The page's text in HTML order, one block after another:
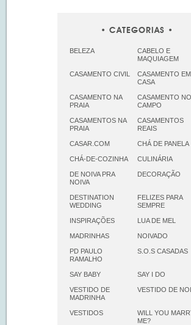
CATEGORIAS
BELEZA
CABELO E
MAQUIAGEM
CASAMENTO CIVIL
CASAMENTO EM
CASA
CASAMENTO NA
PRAIA
CASAMENTO NO
CAMPO
CASAMENTOS NA
PRAIA
CASAMENTOS
REAIS
CASAR.COM CHÁ DE PANELA
CHÁ-DE-COZINHA CULINÁRIA
DE NOIVA PRA
NOIVA
DECORAÇÃO
DESTINATION
WEDDING
FELIZES PARA
SEMPRE
INSPIRAÇÕES LUA DE MEL
MADRINHAS NOIVADO
PD PAULO
RAMALHO
S.O.S CASADAS
SAY BABY SAY I DO
VESTIDO DE
MADRINHA
VESTIDO DE
VESTIDOS
WILL YOU
ME?